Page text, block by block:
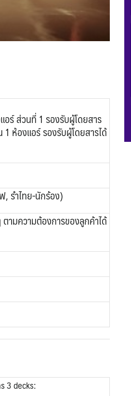
ร์ ส่วนที่ 1 รองรับผู้โดยสาร
ห้องแอร์ รองรับผู้โดยสารได้
, รำไทย-นักร้อง)
ามความต้องการของลูกค้าได้
3 decks: